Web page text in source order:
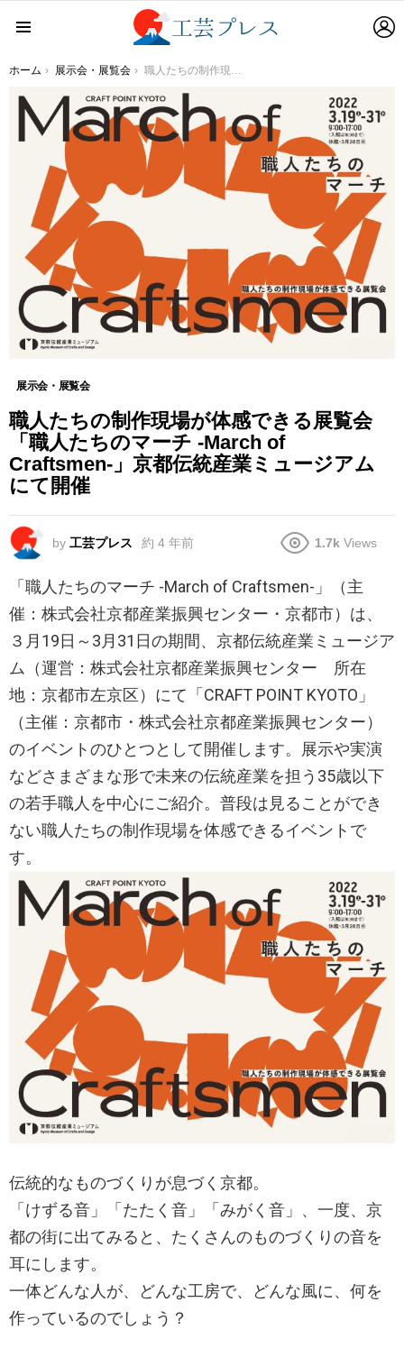
You are here:
ホーム 展示会・展覧会 職人たちの制作現場が体感できる展覧会「職人たちのマーチ -March of Craftsmen-」京都伝統産業ミュージアムにて開催
展示会・展覧会
職人たちの制作現場が体感できる展覧会
「職人たちのマーチ -March of
Craftsmen-」京都伝統産業ミュージアム
にて開催
by 工芸プレス 約 4 年前 1.7k Views
「職人たちのマーチ -March of Craftsmen-」（主
催：株式会社京都産業振興センター・京都市）は、
３月19日～3月31日の期間、京都伝統産業ミュージア
ム（運営：株式会社京都産業振興センター 所在
地：京都市左京区）にて「CRAFT POINT KYOTO」
（主催：京都市・株式会社京都産業振興センター）
のイベントのひとつとして開催します。展示や実演
などさまざまな形で未来の伝統産業を担う35歳以下
の若手職人を中心にご紹介。普段は見ることができ
ない職人たちの制作現場を体感できるイベントで
す。
伝統的なものづくりが息づく京都。
「けずる音」「たたく音」「みがく音」、一度、京
都の街に出てみると、たくさんのものづくりの音を
耳にします。
一体どんな人が、どんな工房で、どんな風に、何を
作っているのでしょう？